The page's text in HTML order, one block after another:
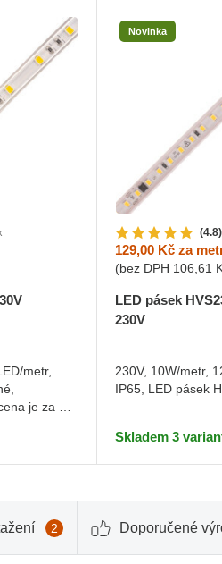
metr,
je za 1
Novinka
(4.8)
129,00 Kčza
(bez DPH 106,61
LED pásek
230V
230V, 10W/metr,
IP65, LED pásek
Skladem 3
2 Doporučené